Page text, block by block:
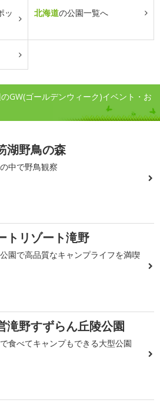
ッ
北海道の公園一覧へ
GW(ゴールデンウィーク)イベント・お
湖野鳥の森
中で野鳥観察
トリゾート滝野
園で高品質なキャンプライフを満喫
滝野すずらん丘陵公園
食べてキャンプもできる大型公園